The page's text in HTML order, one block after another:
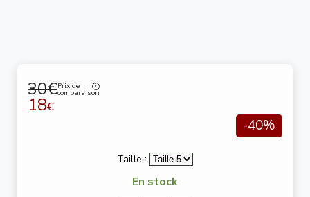
30€Prix de
comparaison
18€
-40%
Taille :
En stock